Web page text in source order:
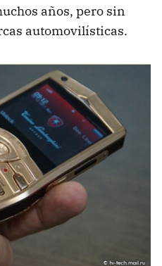
años, pero sin
automovilísticas.